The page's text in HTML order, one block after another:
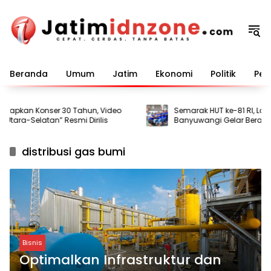
konten
Beranda Umum Jatim Ekonomi Politik
Konser 30 Tahun, Video
Selatan” Resmi Dirilis
Semarak HUT ke-81 RI, Lapas
Banyuwangi Gelar
bagi Warga Binaan
distribusi gas bumi
Bisnis
Optimalkan Infrastruktur dan